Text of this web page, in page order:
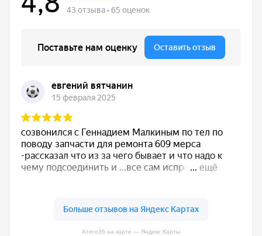
Атего36 на карте — Яндекс Карты